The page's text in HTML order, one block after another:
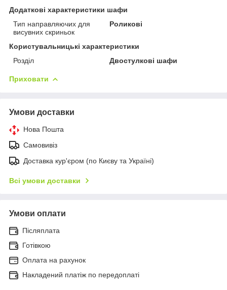
Додаткові характеристики шафи
Тип направляючих для
висувних скриньок
Роликові
Користувальницькі характеристики
Розділ
Двостулкові шафи
Приховати
Умови доставки
Нова Пошта
Самовивіз
Доставка кур'єром (по Києву та Україні)
Всі умови доставки
Умови оплати
Післяплата
Готівкою
Оплата на рахунок
Накладений платіж по передоплаті